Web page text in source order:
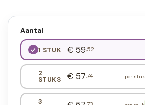
Aantal
1 STUK € 59,52
2
STUKS € 57,74 per stuk
3